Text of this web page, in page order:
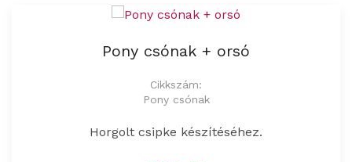
Pony csónak + orsó
Cikkszám:
Pony csónak
Horgolt csipke készítéséhez.